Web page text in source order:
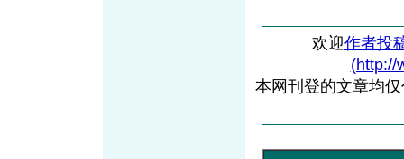
欢迎作者投
(http://
本网刊登的文章均